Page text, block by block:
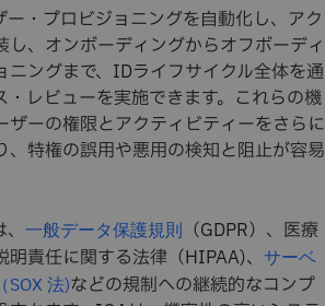
・プロビジョニングを自動化し、アク
し、オンボーディングからオフボーディ
ニングまで、IDライフサイクル全体を通
・レビューを実施できます。これらの機
ザーの権限とアクティビティーをさらに
、特権の誤用や悪用の検知と阻止が容易
一般データ保護規則 （GDPR）、医療
責任に関する法律（HIPAA)、 サーベ
SOX 法)などの規制への継続的なコンプ